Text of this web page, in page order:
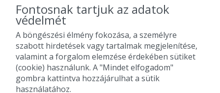
2010-2026 Copyright - Falatozz.hu - Diston-line Kft.
Pizza, gyros, hamburger, menük kedvező áron, egy helyen az összes
étterem ajánlata.
Fontosnak tartjuk az adatok
védelmét
A böngészési élmény fokozása, a személyre
szabott hirdetések vagy tartalmak megjelenítése,
valamint a forgalom elemzése érdekében sütiket
(cookie) használunk. A "Mindet elfogadom"
gombra kattintva hozzájárulhat a sütik
használatához.